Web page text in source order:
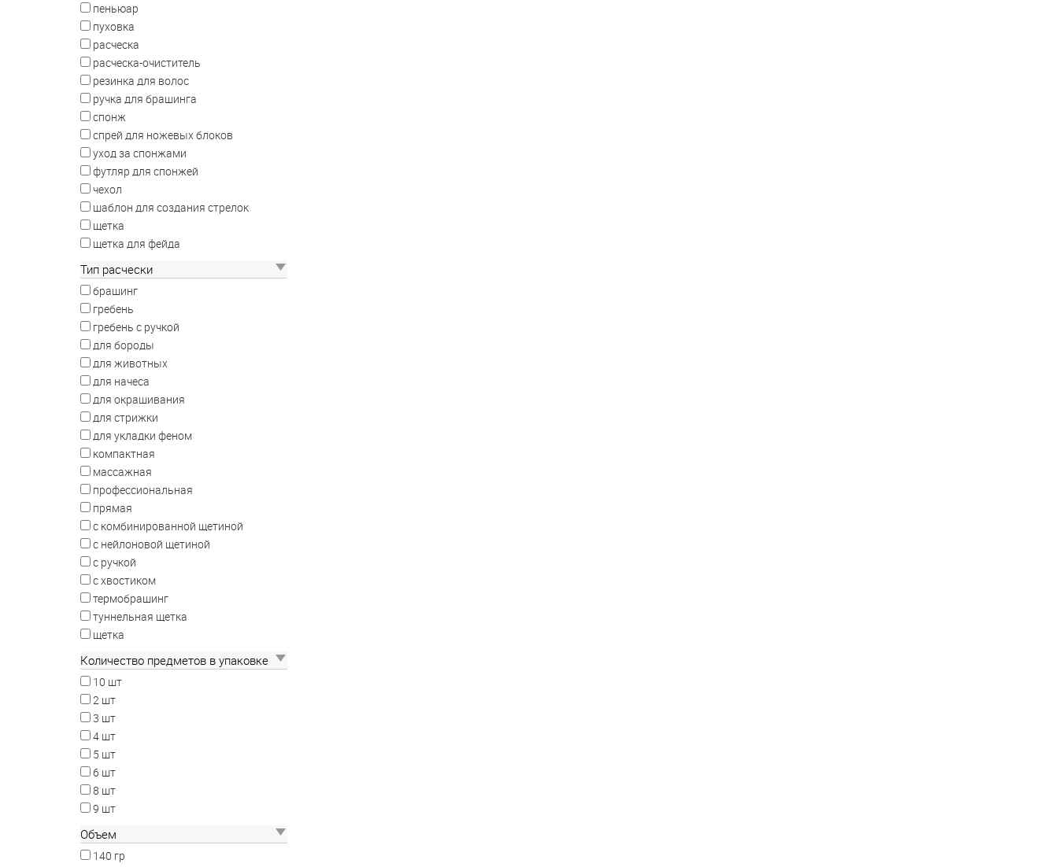
пеньюар
пуховка
расческа
расческа-очиститель
резинка для волос
ручка для брашинга
спонж
спрей для ножевых блоков
уход за спонжами
футляр для спонжей
чехол
шаблон для создания стрелок
щетка
щетка для фейда
Тип расчески
брашинг
гребень
гребень с ручкой
для бороды
для животных
для начеса
для окрашивания
для стрижки
для укладки феном
компактная
массажная
профессиональная
прямая
с комбинированной щетиной
с нейлоновой щетиной
с ручкой
с хвостиком
термобрашинг
туннельная щетка
щетка
Количество предметов в упаковке
10 шт
2 шт
3 шт
4 шт
5 шт
6 шт
8 шт
9 шт
Объем
140 гр